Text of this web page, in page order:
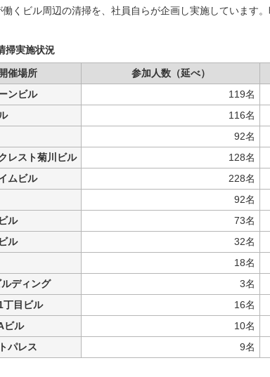
働くビル周辺の清掃を、社員自らが企画し実施しています
掃実施状況
開催場所 参加人数（延べ）
ンビル
119名
116名
92名
レスト菊川ビル
128名
ムビル
228名
92名
ル
73名
ル
32名
18名
ディング
3名
丁目ビル
16名
ビル
10名
パレス
9名